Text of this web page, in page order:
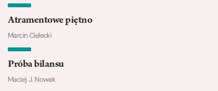
Atramentowe piętno
Marcin Cielecki
Próba bilansu
Maciej J. Nowak